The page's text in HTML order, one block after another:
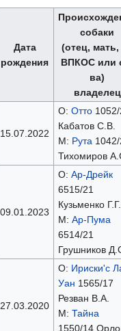
Дата
рождения
собаки
(отец,
ВПКОС или
ва)
владелец
15.07.2022
О: Отто1052/
Кабатов С.В.
М: Рута
Тихомиров
09.01.2023
О: Ар-Дрейк
6515/21
Кузьменко Г.Г.
М: Ар-Пума
6514/21
Грушников
27.03.2020
О: Ириски'с
Уан 1565/17
Резван В.А.
М: Тайна
1550/14